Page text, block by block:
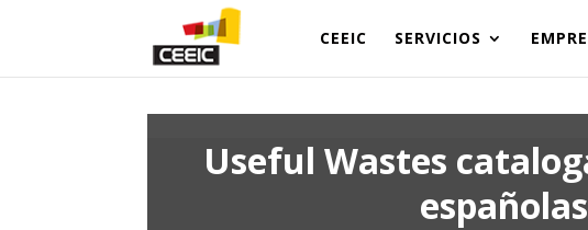
CEEIC SERVICIOS
Useful Wastes